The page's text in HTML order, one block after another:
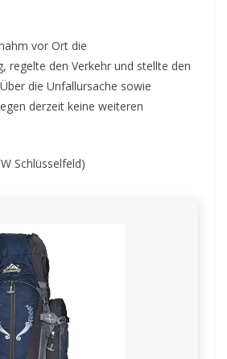
vor Ort die
regelte den Verkehr und stellte den
die Unfallursache sowie
derzeit keine weiteren
Schlüsselfeld)